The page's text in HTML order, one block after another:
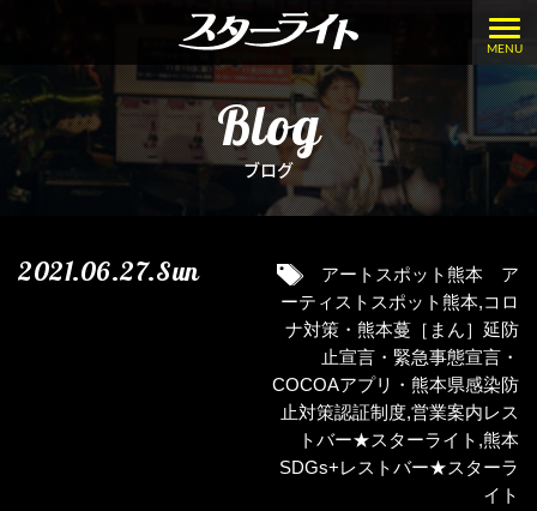
MENU
Blog
ブログ
2021.06.27.Sun
アートスポット熊本 ア
ーティストスポット熊本,コロ
ナ対策・熊本蔓［まん］延防
止宣言・緊急事態宣言・
COCOAアプリ・熊本県感染防
止対策認証制度,営業案内レス
トバー★スターライト ,熊本
SDGs+レストバー★スターラ
イト